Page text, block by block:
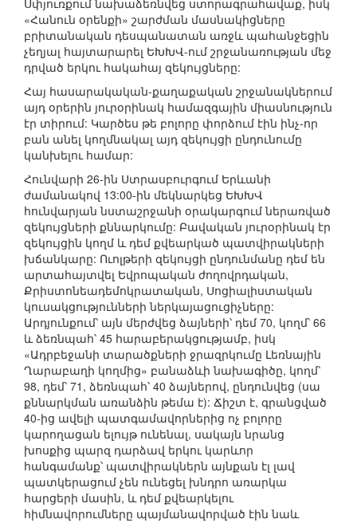
Սփյուռքում նախաձեռնվեց ստորագրահավաք, իսկ
«Հանուն օրենքի» շարժման մասնակիցները
բրիտանական դեսպանատան առջև պահանջեցին
չեղյալ հայտարարել ԵԽԽՎ-ում շրջանառության մեջ
դրված երկու հակահայ զեկույցները:
Հայ հասարակական-քաղաքական շրջանակներում
այդ օրերին յուրօրինակ համազգային միասնություն
էր տիրում: Կարծես թե բոլորը փորձում էին ինչ-որ
բան անել կողմնակալ այդ զեկույցի ընդունումը
կանխելու համար:
Հունվարի 26-ին Ստրասբուրգում Երևանի
ժամանակով 13:00-ին մեկնարկեց ԵԽԽՎ
հունվարյան նստաշրջանի օրակարգում ներառված
զեկույցների քննարկումը: Բավական յուրօրինակ էր
զեկույցին կողմ և դեմ քվեարկած պատվիրակների
խճանկարը: Ուոլթերի զեկույցի ընդունմանը դեմ են
արտահայտվել Եվրոպական ժողովրդական,
Քրիստոնեադեմոկրատական, Սոցիալիստական
կուսակցությունների ներկայացուցիչները:
Արդյունքում՝ այն մերժվեց ձայների՝ դեմ 70, կողմ՝ 66
և ձեռնպահ՝ 45 հարաբերակցությամբ, իսկ
«Ադրբեջանի տարածքների ջրազրկումը Լեռնային
Ղարաբաղի կողմից» բանաձևի նախագիծը, կողմ՝
98, դեմ՝ 71, ձեռնպահ՝ 40 ձայներով, ընդունվեց (սա
քննարկման առանձին թեմա է): Ճիշտ է, գրանցված
40-ից ավելի պատգամավորներից ոչ բոլորը
կարողացան ելույթ ունենալ, սակայն նրանց
խոսքից պարզ դարձավ երկու կարևոր
հանգամանք՝ պատվիրակներն այնքան էլ լավ
պատկերացում չեն ունեցել խնդրո առարկա
հարցերի մասին, և դեմ քվեարկելու
հիմնավորումները պայմանավորված էին նաև